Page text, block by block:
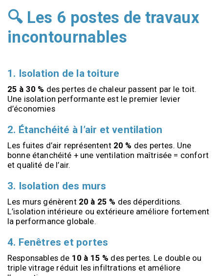
🔍 Les 6 postes de travaux
incontournables
1. Isolation de la toiture
25 à 30 % des pertes de chaleur passent par le toit.
Une isolation performante est le premier levier
d’économies
2. Étanchéité à l’air et ventilation
Les fuites d’air représentent 20 % des pertes. Une
bonne étanchéité + une ventilation maîtrisée = confort
et qualité de l’air.
3. Isolation des murs
Les murs génèrent 20 à 25 % des déperditions.
L’isolation intérieure ou extérieure améliore fortement
la performance globale.
4. Fenêtres et portes
Responsables de 10 à 15 % des pertes. Le double ou
triple vitrage réduit les infiltrations et améliore